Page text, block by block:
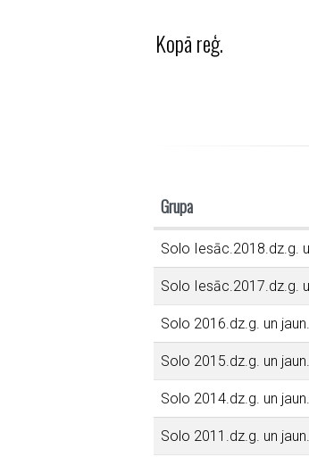
Kopā reģ.
Grupa
Solo Iesāc.2018.dz.g.
Solo Iesāc.2017.dz.g.
Solo 2016.dz.g. un
Solo 2015.dz.g. un
Solo 2014.dz.g. un
Solo 2011.dz.g. un